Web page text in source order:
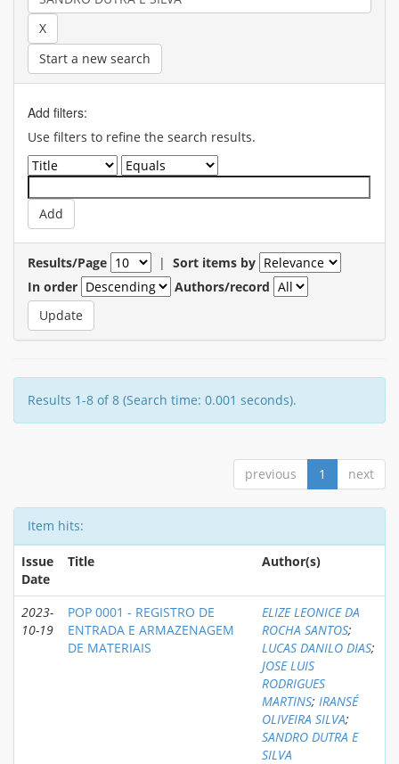
Start a new search
Add filters:
Use filters to refine the search results.
Results/Page | Sort items by
In order
Authors/record
Results 1-8 of 8 (Search time: 0.001 seconds).
previous 1 next
Item hits:
Issue
Date
Title Author(s)
2023-
10-19
POP 0001 - REGISTRO DE
ENTRADA E ARMAZENAGEM
DE MATERIAIS
ELIZE LEONICE DA
ROCHA SANTOS;
LUCAS DANILO DIAS;
JOSE LUIS
RODRIGUES
MARTINS; IRANSÉ
OLIVEIRA SILVA;
SANDRO DUTRA E
SILVA